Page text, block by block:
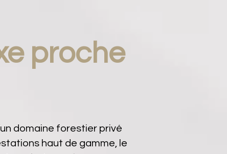
proche
domaine forestier privé
haut de gamme, le